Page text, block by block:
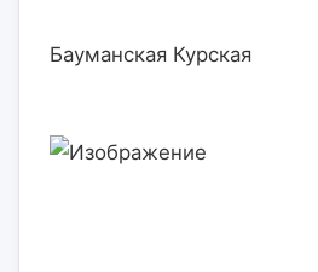
Бауманская